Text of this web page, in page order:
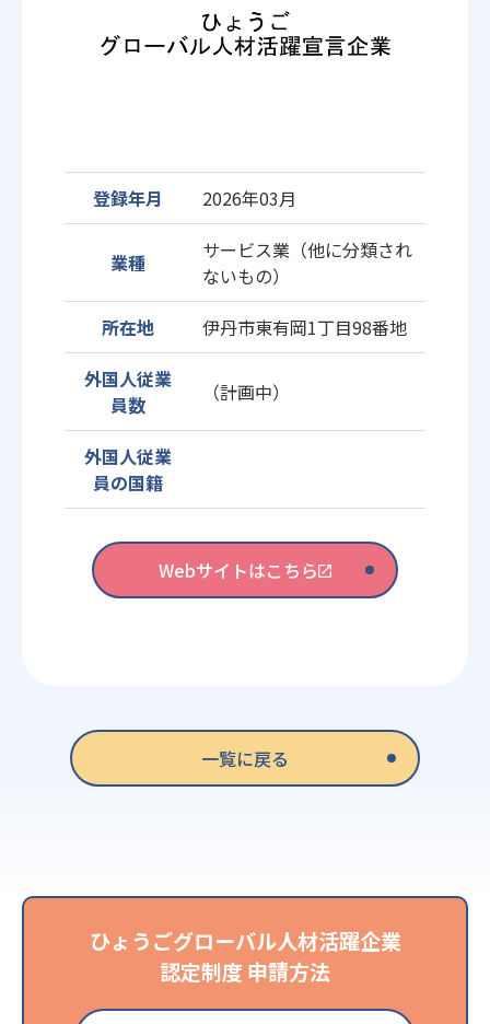
登録年月 2026年03月
業種
サービス業（他に分類され
ないもの）
所在地
伊丹市東有岡1丁目98番地
外国人従業
員数
（計画中）
外国人従業
員の国籍
Webサイトはこちら
一覧に戻る
ひょうごグローバル人材活躍企業
認定制度 申請方法